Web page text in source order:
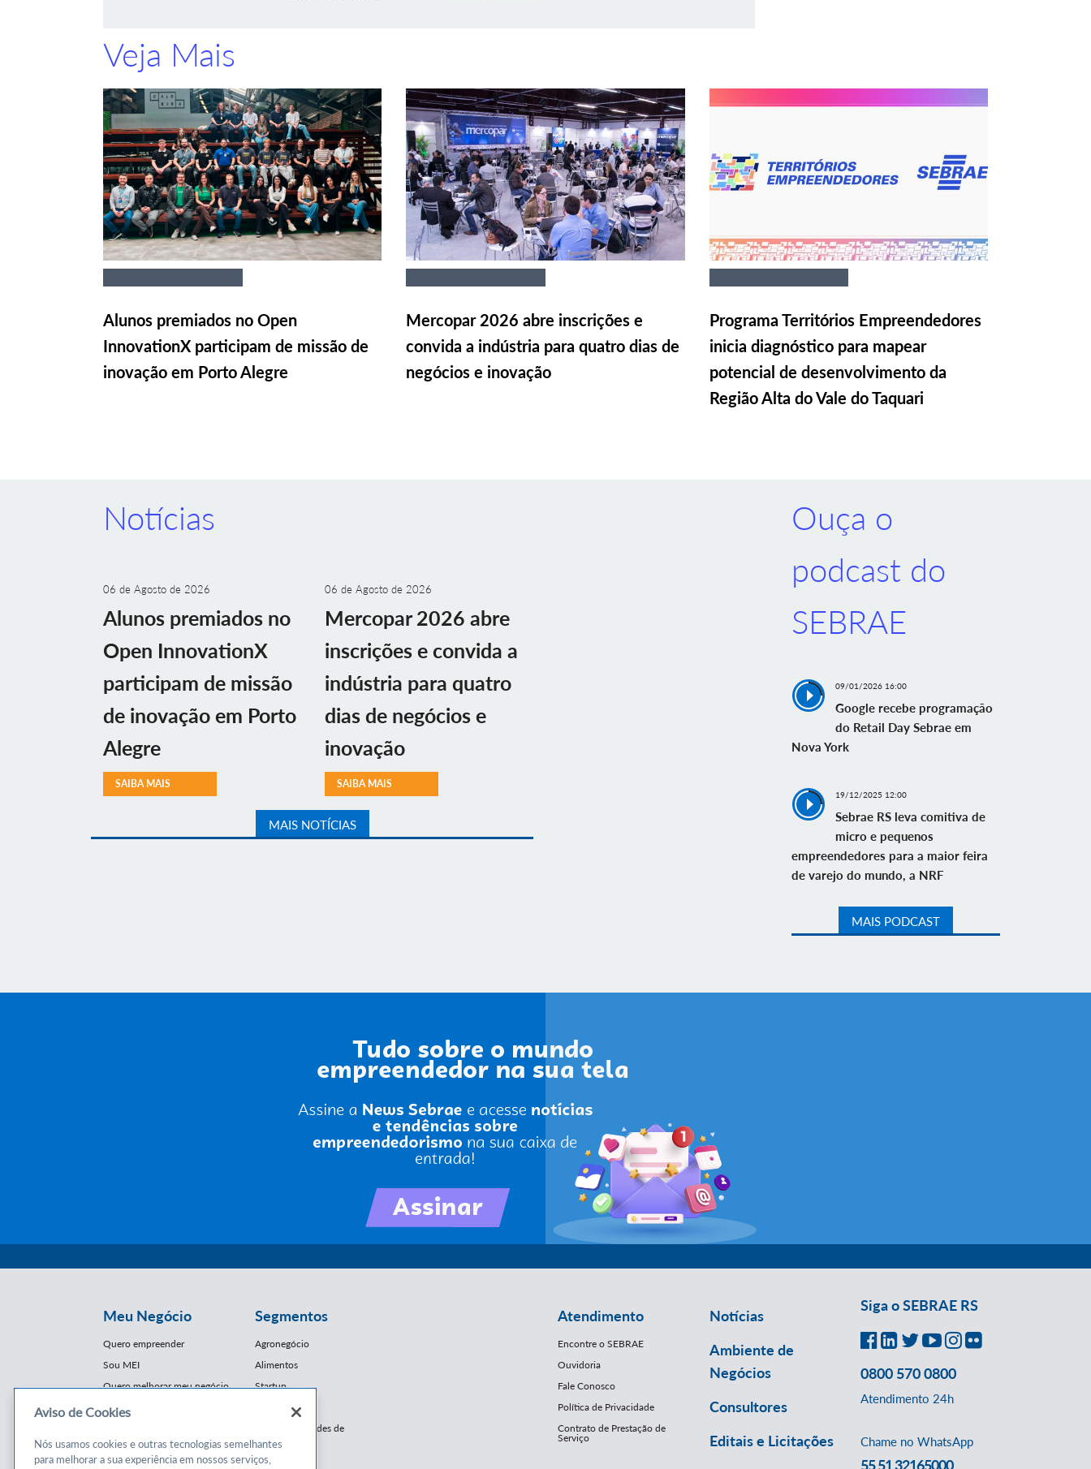
Veja Mais
Alunos premiados no Open
InnovationX participam de missão de
inovação em Porto Alegre
Mercopar 2026 abre inscrições e
convida a indústria para quatro dias de
negócios e inovação
Programa Territórios Empreendedores
inicia diagnóstico para mapear
potencial de desenvolvimento da
Região Alta do Vale do Taquari
Notícias
06 de Agosto de 2026
Alunos premiados no
Open InnovationX
participam de missão
de inovação em Porto
Alegre
SAIBA MAIS
06 de Agosto de 2026
Mercopar 2026 abre
inscrições e convida a
indústria para quatro
dias de negócios e
inovação
SAIBA MAIS
MAIS NOTÍCIAS
Ouça o
podcast do
SEBRAE
09/01/2026 16:00
Google recebe programação
do Retail Day Sebrae em
Nova York
19/12/2025 12:00
Sebrae RS leva comitiva de
micro e pequenos
empreendedores para a maior feira
de varejo do mundo, a NRF
MAIS PODCAST
Meu Negócio
Quero empreender
Sou MEI
Quero melhorar meu negócio
Conteúdos
Segmentos
Agronegócio
Alimentos
Startup
E-Commerce
Franquias / Redes de
Cooperação
Moda
Atendimento
Encontre o SEBRAE
Ouvidoria
Fale Conosco
Política de Privacidade
Contrato de Prestação de
Serviço
Notícias
Ambiente de
Negócios
Consultores
Editais e Licitações
Siga o SEBRAE RS
0800 570 0800
Atendimento 24h
Chame no WhatsApp
55 51 32165000
Aviso de Cookies
Nós usamos cookies e outras tecnologias semelhantes
para melhorar a sua experiência em nossos serviços,